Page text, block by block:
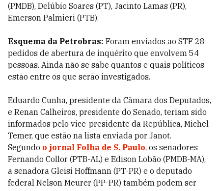
(PMDB), Delúbio Soares (PT), Jacinto Lamas (PR),
Emerson Palmieri (PTB).
Esquema da Petrobras: Foram enviados ao STF 28
pedidos de abertura de inquérito que envolvem 54
pessoas. Ainda não se sabe quantos e quais políticos
estão entre os que serão investigados.
Eduardo Cunha, presidente da Câmara dos Deputados,
e Renan Calheiros, presidente do Senado, teriam sido
informados pelo vice-presidente da República, Michel
Temer, que estão na lista enviada por Janot.
Segundo o jornal Folha de S. Paulo, os senadores
Fernando Collor (PTB-AL) e Edison Lobão (PMDB-MA),
a senadora Gleisi Hoffmann (PT-PR) e o deputado
federal Nelson Meurer (PP-PR) também podem ser